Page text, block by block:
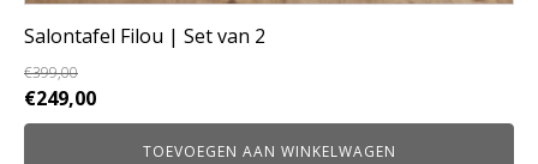
Salontafel Filou | Set van 2
€399,00
Oorspronkelijke
prijs
€249,00Huidige
prijs
TOEVOEGEN AAN WINKELWAGEN